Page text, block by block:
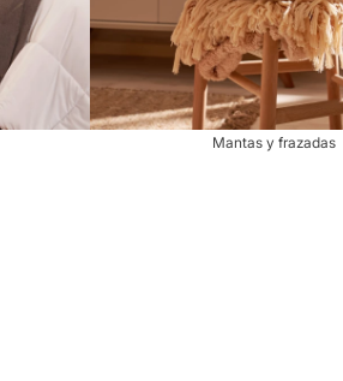
Mantas y frazadas